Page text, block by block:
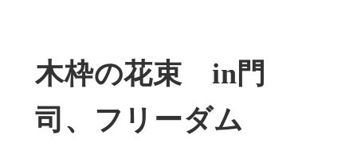
木枠の花束 in門
司、フリーダム